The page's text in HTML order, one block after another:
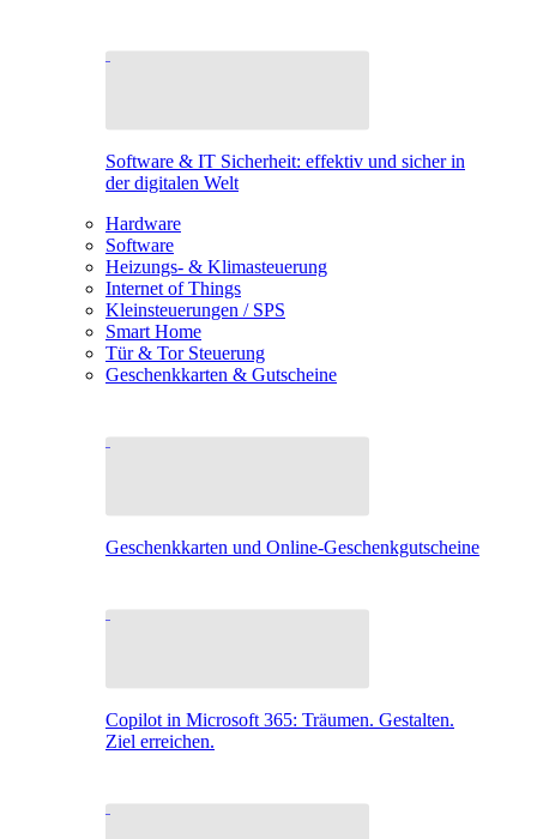
Software & IT Sicherheit: effektiv und sicher in
der digitalen Welt
Hardware
Software
Heizungs- & Klimasteuerung
Internet of Things
Kleinsteuerungen / SPS
Smart Home
Tür & Tor Steuerung
Geschenkkarten & Gutscheine
Geschenkkarten und Online-Geschenkgutscheine
Copilot in Microsoft 365: Träumen. Gestalten.
Ziel erreichen.